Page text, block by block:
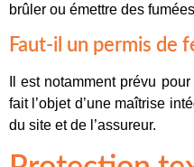
brûler ou émettre des
Faut-il un permis de
Il est notamment prévu
fait l’objet d’une maîtrise
du site et de l’assureur.